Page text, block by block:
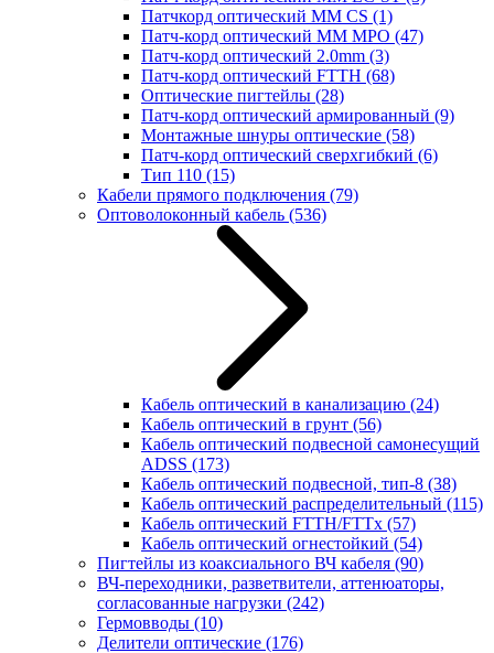
Патчкорд оптический MM CS (1)
Патч-корд оптический MM MPO (47)
Патч-корд оптический 2.0mm (3)
Патч-корд оптический FTTH (68)
Оптические пигтейлы (28)
Патч-корд оптический армированный (9)
Монтажные шнуры оптические (58)
Патч-корд оптический сверхгибкий (6)
Тип 110 (15)
Кабели прямого подключения (79)
Оптоволоконный кабель (536)
Кабель оптический в канализацию (24)
Кабель оптический в грунт (56)
Кабель оптический подвесной самонесущий
ADSS (173)
Кабель оптический подвесной, тип-8 (38)
Кабель оптический распределительный (115)
Кабель оптический FTTH/FTTx (57)
Кабель оптический огнестойкий (54)
Пигтейлы из коаксиального ВЧ кабеля (90)
ВЧ-переходники, разветвители, аттенюаторы,
согласованные нагрузки (242)
Гермовводы (10)
Делители оптические (176)